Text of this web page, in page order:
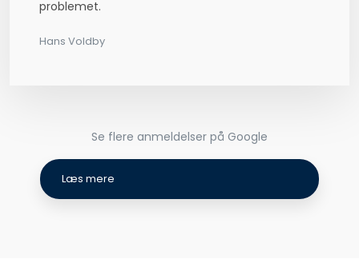
problemet.
Hans Voldb​y
Se flere anmeldelser på Google​
Læs mere​